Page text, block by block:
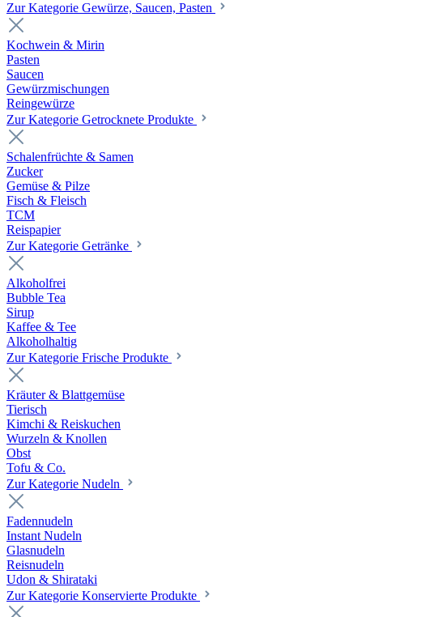
Zur Kategorie Gewürze, Saucen, Pasten
Kochwein & Mirin
Pasten
Saucen
Gewürzmischungen
Reingewürze
Zur Kategorie Getrocknete Produkte
Schalenfrüchte & Samen
Zucker
Gemüse & Pilze
Fisch & Fleisch
TCM
Reispapier
Zur Kategorie Getränke
Alkoholfrei
Bubble Tea
Sirup
Kaffee & Tee
Alkoholhaltig
Zur Kategorie Frische Produkte
Kräuter & Blattgemüse
Tierisch
Kimchi & Reiskuchen
Wurzeln & Knollen
Obst
Tofu & Co.
Zur Kategorie Nudeln
Fadennudeln
Instant Nudeln
Glasnudeln
Reisnudeln
Udon & Shirataki
Zur Kategorie Konservierte Produkte